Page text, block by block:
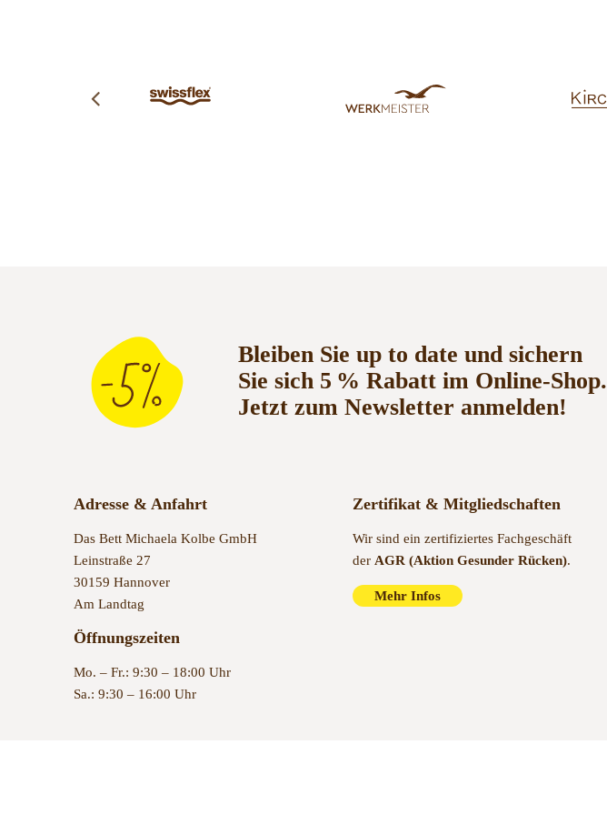
Bleiben Sie up to date und sichern
Sie sich 5 % Rabatt im Online-Shop.
Jetzt zum Newsletter anmelden!
Adresse & Anfahrt
Das Bett Michaela Kolbe GmbH
Leinstraße 27
30159 Hannover
Am Landtag
Öffnungszeiten
Mo. – Fr.: 9:30 – 18:00 Uhr
Sa.: 9:30 – 16:00 Uhr
Zertifikat & Mitgliedschaften
Wir sind ein zertifiziertes Fachgeschäft
der AGR (Aktion Gesunder Rücken).
Mehr Infos